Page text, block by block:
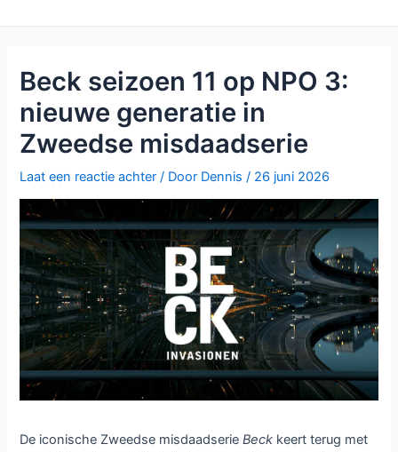
Beck seizoen 11 op NPO 3:
nieuwe generatie in
Zweedse misdaadserie
Laat een reactie achter / Door Dennis/ 26 juni 2026
De iconische Zweedse misdaadserieBeck keert terug met